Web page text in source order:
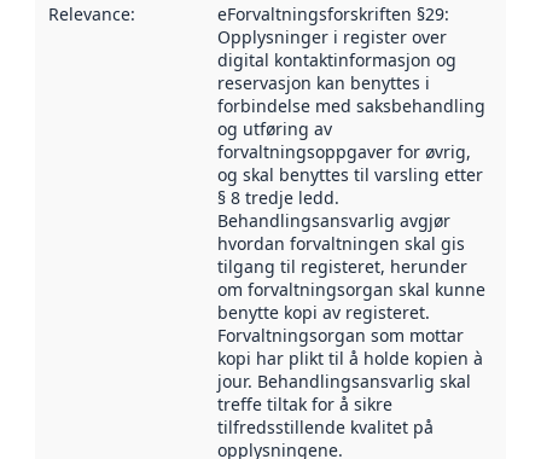
Relevance:
eForvaltningsforskriften §29:
Opplysninger i register over
digital kontaktinformasjon og
reservasjon kan benyttes i
forbindelse med saksbehandling
og utføring av
forvaltningsoppgaver for øvrig,
og skal benyttes til varsling etter
§ 8 tredje ledd.
Behandlingsansvarlig avgjør
hvordan forvaltningen skal gis
tilgang til registeret, herunder
om forvaltningsorgan skal kunne
benytte kopi av registeret.
Forvaltningsorgan som mottar
kopi har plikt til å holde kopien à
jour. Behandlingsansvarlig skal
treffe tiltak for å sikre
tilfredsstillende kvalitet på
opplysningene.